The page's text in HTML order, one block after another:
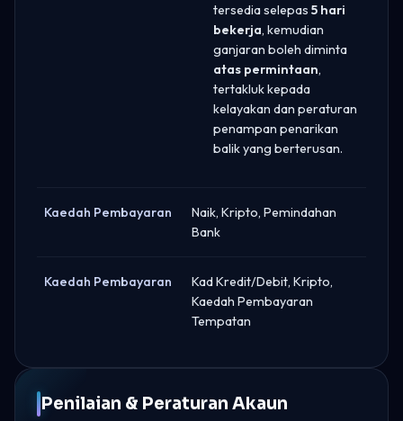
tersedia selepas 5 hari
bekerja, kemudian
ganjaran boleh diminta
atas permintaan,
tertakluk kepada
kelayakan dan peraturan
penampan penarikan
balik yang berterusan.
Kaedah Pembayaran
Naik, Kripto, Pemindahan
Bank
Kaedah Pembayaran
Kad Kredit/Debit, Kripto,
Kaedah Pembayaran
Tempatan
Penilaian & Peraturan Akaun